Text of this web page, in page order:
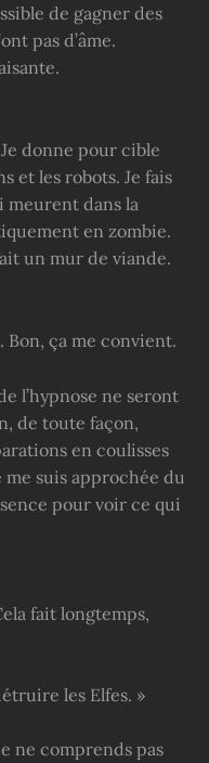
de gagner des
pas d’âme.
donne pour cible
et les robots. Je fais
meurent dans la
en zombie.
un mur de viande.
ça me convient.
l’hypnose ne seront
de toute façon,
en coulisses
suis approchée du
pour voir ce qui
fait longtemps,
les Elfes. »
ne comprends pas